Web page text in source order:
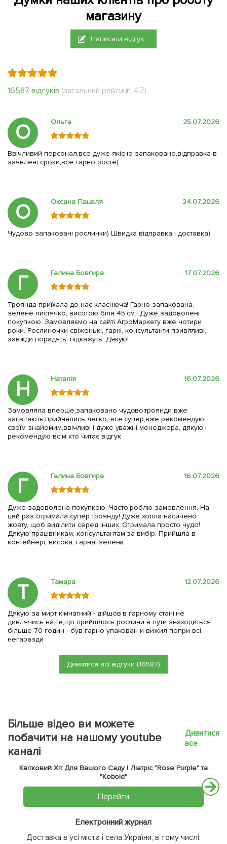
магазину
Написати відгук
16587 відгуків (загальний рейтинг: 4.7)
О Ольга 25.07.2026
Ввічливий персонал,все дуже якісно запаковано,відправка в
заявлені сроки,все гарно росте)
О Оксана Пацеля 24.07.2026
Чудово запаковані рослинки) Швидка відправка і доставка)
Г Галина Бовгира 17.07.2026
Троянда приїхала до нас класнюча! Гарно запакована,
зелене листячко, висотою біля 45 см.! Дуже задоволені
покупкою. Замовляємо на сайті АгроМаркету вже чотири
роки. Рослиночки свіженькі, гарні, консультанти привітливі,
завжди порадять, підкажуть. Дякую!
Н Наталія 16.07.2026
Замовляла вперше,запаковано чудово,троянди вже
зацвітають,прийнялись легко, все супер,вже рекомендую
своїм знайомим,ввічливі і дуже уважні менеджера, дякую і
рекомендую всім хто читає відгук
Г Галина Бовгира 16.07.2026
Дуже задоволена покупкою. Часто роблю замовлення. На
цей раз отримала супер троянду! Дуже хотіла насичено
жовту, щоб виділити серед інших. Отримала просто чудо!
Дякую працівникам, консультантам за вибір. Прийшла в
контейнері, висока, гарна, зелена.
Т Тамара 12.07.2026
Дякую за мирт кімнатний - дійшов в гарному стані,не
дивлячись на те,що прийшлось рослини в пути знаходиться
більше 70 годин - був гарно упакован и вижил попри всі
негаразди
Дивитися всі відгуки (16587)
Більше відео ви можете
побачити на нашому youtube
каналі
Дивитися
все
Квітковий Хіт Для Вашого Саду | Ліатріс "Rose Purple" та
"Kobold"
Перейти
Електронний журнал
Доставка в усі міста і села України, в тому числі: